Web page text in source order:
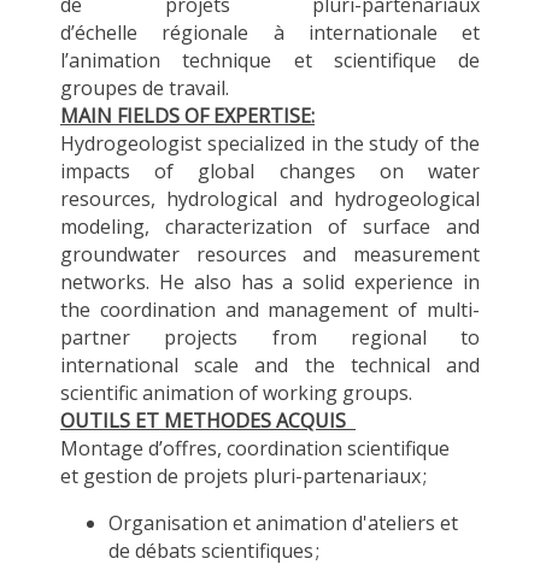
d’échelle régionale à internationale et
l’animation technique et scientifique de
groupes de travail.
MAIN FIELDS OF EXPERTISE:
Hydrogeologist specialized in the study of the
impacts of global changes on water
resources, hydrological and hydrogeological
modeling, characterization of surface and
groundwater resources and measurement
networks. He also has a solid experience in
the coordination and management of multi-
partner projects from regional to
international scale and the technical and
scientific animation of working groups.
OUTILS ET METHODES ACQUIS
Montage d’offres, coordination scientifique
et gestion de projets pluri-partenariaux ;
Organisation et animation d'ateliers et
de débats scientifiques ;